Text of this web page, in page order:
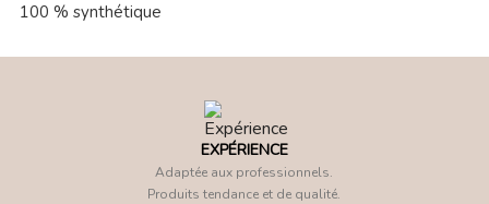
100 % synthétique
EXPÉRIENCE
Adaptée aux professionnels.
Produits tendance et de qualité.